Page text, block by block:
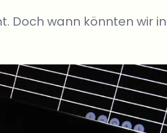
Doch wann könnten wir in